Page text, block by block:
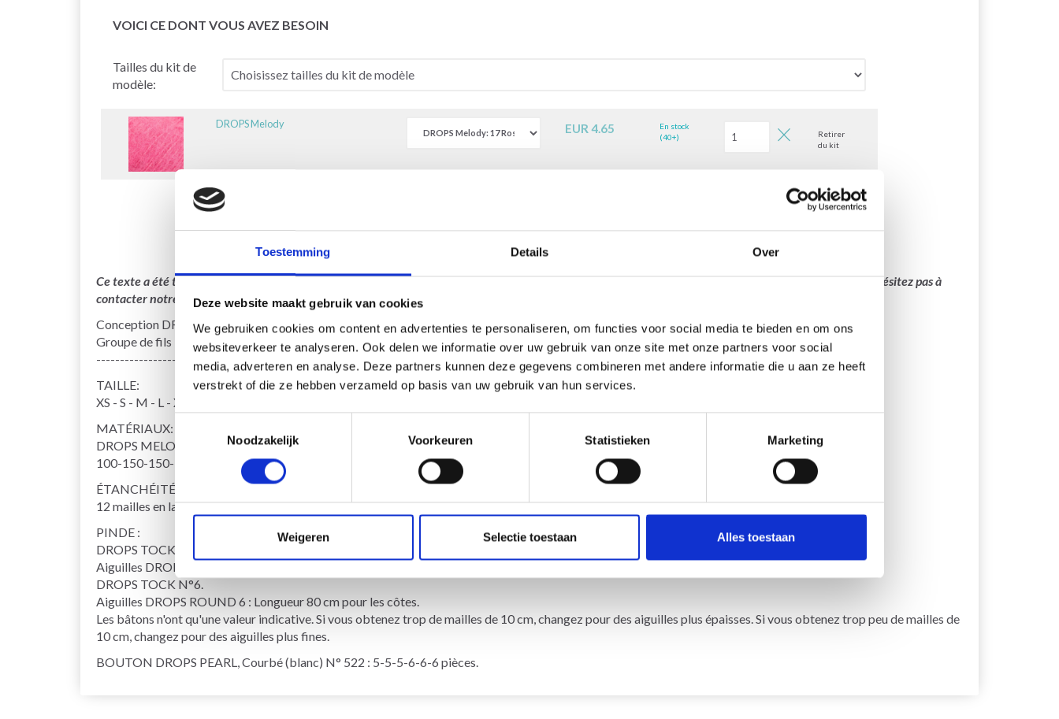
Toestemming Details Over
Deze website maakt gebruik van cookies
We gebruiken cookies om content en advertenties te personaliseren, om functies voor social media te bieden en om ons
websiteverkeer te analyseren. Ook delen we informatie over uw gebruik van onze site met onze partners voor social
media, adverteren en analyse. Deze partners kunnen deze gegevens combineren met andere informatie die u aan ze heeft
verstrekt of die ze hebben verzameld op basis van uw gebruik van hun services.
Noodzakelijk
Voorkeuren Statistieken Marketing
Weigeren Selectie toestaan Alles toestaan
VOICI CE DONT VOUS AVEZ BESOIN
Tailles du kit de
modèle:
DROPS Melody EUR 4.65
En stock
(40+)
Retirer
du kit
Ajouter tout au panier
Ce texte a été traduit par notre service de traduction automatique. Une traduction de cette page par un véritable humain sera bientôt disponible. N’hésitez pas à
contacter notre service support si vous avez des questions!
Conception DROPS : Modèle ml-050
Groupe de fils D
-------------------------------------------------- -----
TAILLE:
XS - S - M - L - XL - XXL
MATÉRIAUX:
DROPS MELODY de Garnstudio (appartient au groupe de fils D)
100-150-150-150-150-150-150 g coloris 17, rose intense
ÉTANCHÉITÉ AU TRICOT :
12 mailles en largeur et 14 aiguilles en hauteur en jersey = 10 x 10 cm.
PINDE :
DROPS TOCK N°8.
Aiguilles DROPS ROUND 8 : Longueur 40 cm et 80 cm pour le jersey.
DROPS TOCK N°6.
Aiguilles DROPS ROUND 6 : Longueur 80 cm pour les côtes.
Les bâtons n'ont qu'une valeur indicative. Si vous obtenez trop de mailles de 10 cm, changez pour des aiguilles plus épaisses. Si vous obtenez trop peu de mailles de
10 cm, changez pour des aiguilles plus fines.
BOUTON DROPS PEARL, Courbé (blanc) N° 522 : 5-5-5-6-6-6 pièces.